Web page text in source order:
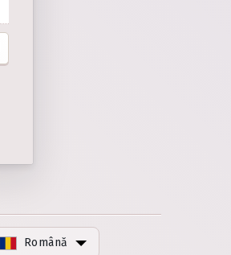
Română